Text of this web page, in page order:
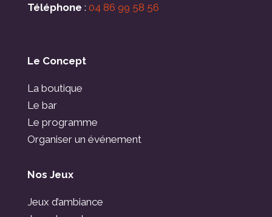
Téléphone : 04 86 99 58 56
Le Concept
La boutique
Le bar
Le programme
Organiser un événement
Nos Jeux
Jeux d’ambiance